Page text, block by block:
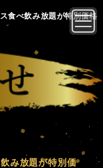
食べ飲み放題が特別価格
み放題が特別価